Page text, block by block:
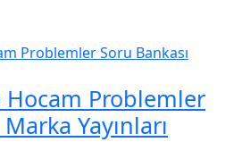
Hocam Problemler
Yayınları